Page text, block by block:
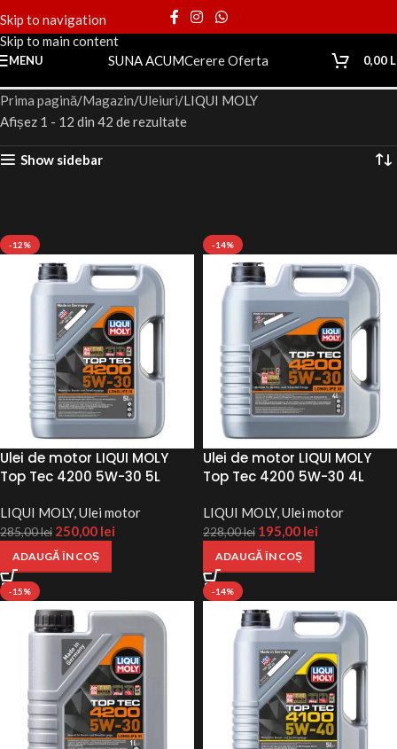
Skip to navigation
Skip to main content
MENU SUNA ACUMCerere Oferta 0,00
Prima pagină Magazin Uleiuri LIQUI MOLY
Afișez 1 - 12 din 42 de rezultate
Show sidebar
-12%
Ulei de motor LIQUI MOLY
Top Tec 4200 5W-30 5L
LIQUI MOLY,Ulei motor
285,00lei 250,00 lei
ADAUGĂ ÎN COȘ
-14%
Ulei de motor LIQUI MOLY
Top Tec 4200 5W-30 4L
LIQUI MOLY,Ulei motor
228,00lei 195,00 lei
ADAUGĂ ÎN COȘ
-15% -14%